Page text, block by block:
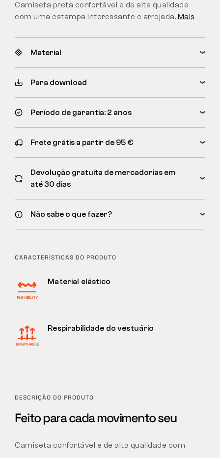
Camiseta preta confortável e de alta qualidade
com uma estampa interessante e arrojada. Mais
Material
Para download
Período de garantia: 2 anos
Frete grátis a partir de 95 €
Devolução gratuita de mercadorias em
até 30 dias
Não sabe o que fazer?
CARACTERÍSTICAS DO PRODUTO
Material elástico
Respirabilidade do vestuário
DESCRIÇÃO DO PRODUTO
Feito para cada movimento seu
Camiseta confortável e de alta qualidade com